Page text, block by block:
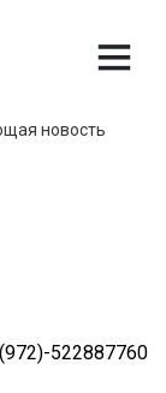
новость
522887760